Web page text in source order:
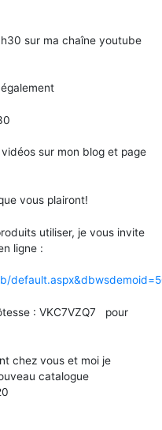
sur ma chaîne youtube
sur mon blog et page
vous plairont!
utiliser, je vous invite
ligne :
: VKC7VZQ7 pour
chez vous et moi je
catalogue